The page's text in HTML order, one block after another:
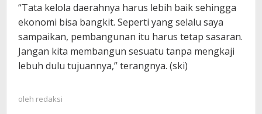
“Tata kelola daerahnya harus lebih baik sehingga
ekonomi bisa bangkit. Seperti yang selalu saya
sampaikan, pembangunan itu harus tetap sasaran.
Jangan kita membangun sesuatu tanpa mengkaji
lebuh dulu tujuannya,” terangnya. (ski)
oleh redaksi